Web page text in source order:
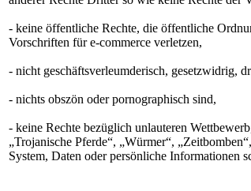
- keine öffentliche Rechte, die öffentliche
Vorschriften für e-commerce verletzen,
- nicht geschäftsverleumderisch, gesetzwidrig,
- nichts obszön oder pornographisch sind,
- keine Rechte bezüglich unlauteren
„Trojanische Pferde“, „Würmer“,
System, Daten oder persönliche Informationen